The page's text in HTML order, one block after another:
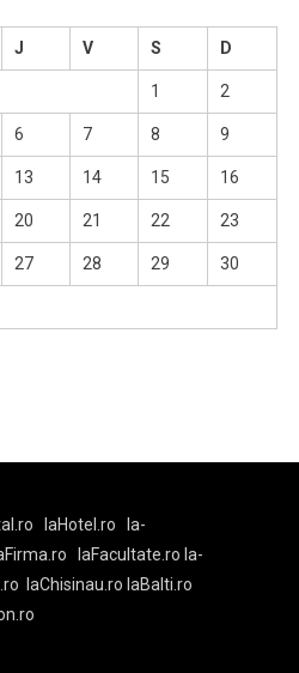
J V S D
1 2
6 7 8 9
13 14 15 16
20 21 22 23
27 28 29 30
laHotel.ro
la-
laFacultate.ro la-
laChisinau.ro laBalti.ro